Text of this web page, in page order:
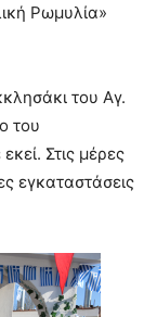
Ρωμυλία»
του Αγ.
του
Στις μέρες
εγκαταστάσεις